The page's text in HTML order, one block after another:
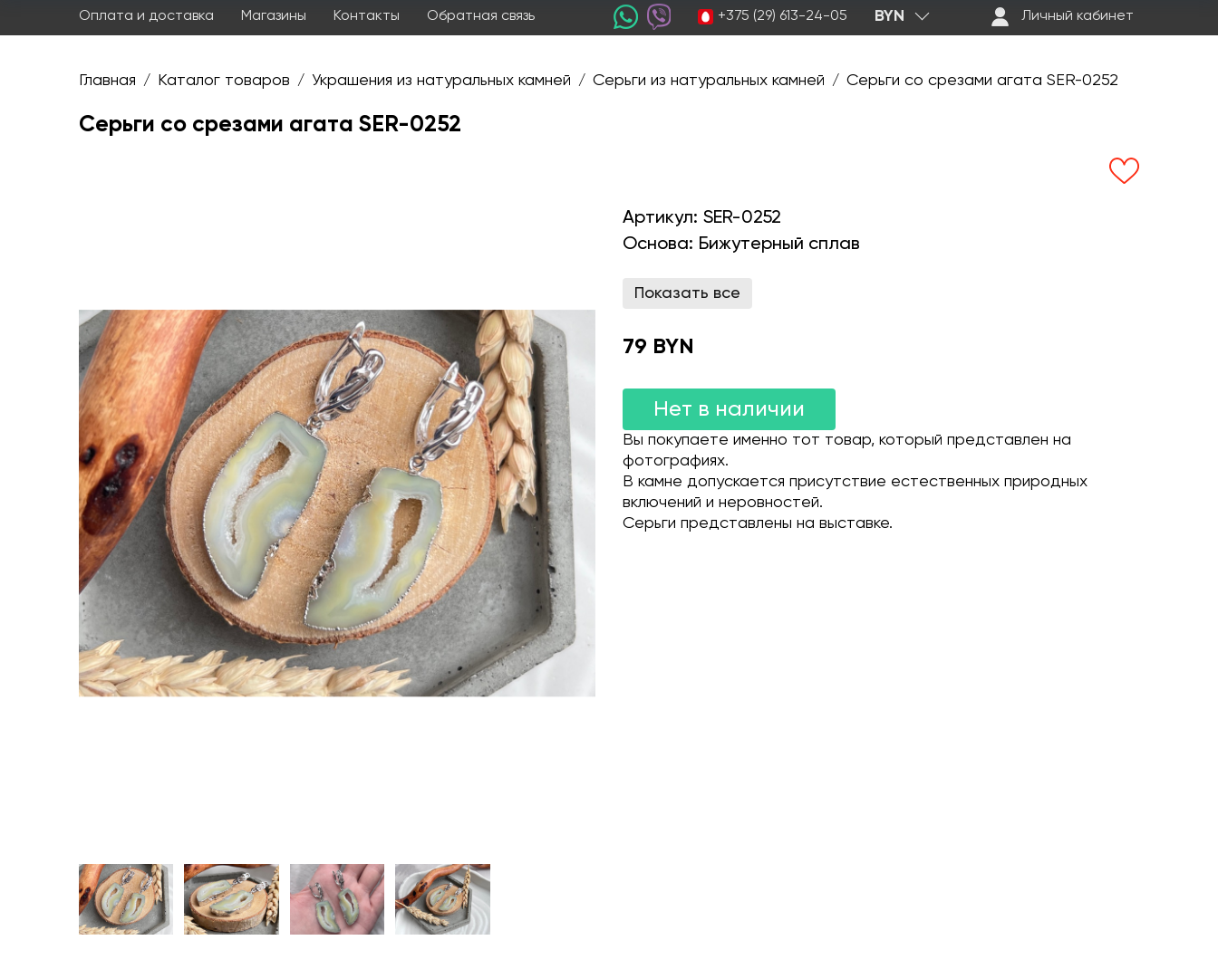
Оплата и доставка Магазины Контакты Обратная связь +375 (29) 613-24-05 BYN Личный кабинет
Главная / Каталог товаров / Украшения из натуральных камней / Серьги из натуральных камней / Серьги со срезами агата SER-0252
Серьги со срезами агата SER-0252
Артикул: SER-0252
Основа: Бижутерный сплав
Показать все
79 BYN
Нет в наличии
Вы покупаете именно тот товар, который представлен на
фотографиях.
В камне допускается присутствие естественных природных
включений и неровностей.
Серьги представлены на выставке.